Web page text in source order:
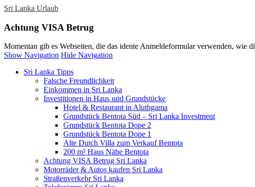
Sri Lanka Urlaub
Achtung VISA Betrug
Momentan gib es Webseiten, die das idente Anmeldeformular verwenden, wie
Show Navigation Hide Navigation
Sri Lanka Tipps
Falsche Freundlichkeit
Einkommen in Sri Lanka
Investitionen in Haus und Grundstücke
Hotel & Restaurant in Aluthgama
Grundstück Bentota Süd – Sri Lanka Investment
Grundstück Bentota Dope 2
Grundstück Bentota Dope 1
Alte Dutch Villa zum Verkauf Bentota
200 m² Haus Nähe Bentota
Achtung VISA Betrug Sri Lanka
Motorräder & Autos kaufen Sri Lanka
Straßenverkehr Sri Lanka